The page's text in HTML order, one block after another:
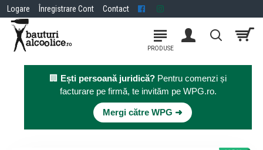
Logare Înregistrare Cont Contact
🏢 Ești persoană juridică? Pentru comenzi și
facturare pe firmă, te invităm pe WPG.ro.
Mergi către WPG ➜